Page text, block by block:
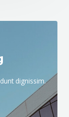
dignissim.